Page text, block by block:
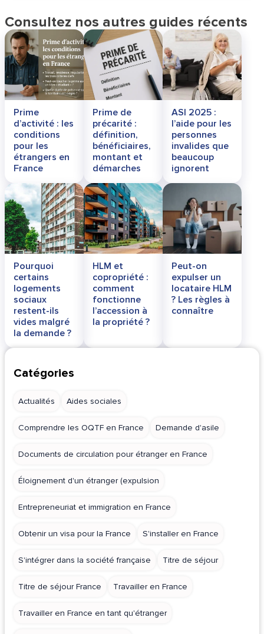
Consultez nos autres guides récents
Prime
d’activité : les
conditions
pour les
étrangers en
France
Prime de
précarité :
définition,
bénéficiaires,
montant et
démarches
ASI 2025 :
l’aide pour les
personnes
invalides que
beaucoup
ignorent
Pourquoi
certains
logements
sociaux
restent-ils
vides malgré
la demande ?
HLM et
copropriété :
comment
fonctionne
l’accession à
la propriété ?
Peut-on
expulser un
locataire HLM
? Les règles à
connaître
Catégories
Actualités Aides sociales
Comprendre les OQTF en France Demande d'asile
Documents de circulation pour étranger en France
Éloignement d'un étranger (expulsion
Entrepreneuriat et immigration en France
Obtenir un visa pour la France S'installer en France
S'intégrer dans la société française Titre de séjour
Titre de séjour France Travailler en France
Travailler en France en tant qu'étranger